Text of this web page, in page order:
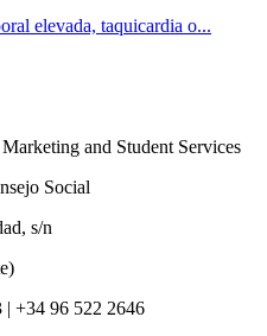
elevada, taquicardia o...
and Student Services
Social
s/n
| +34 96 522 2646